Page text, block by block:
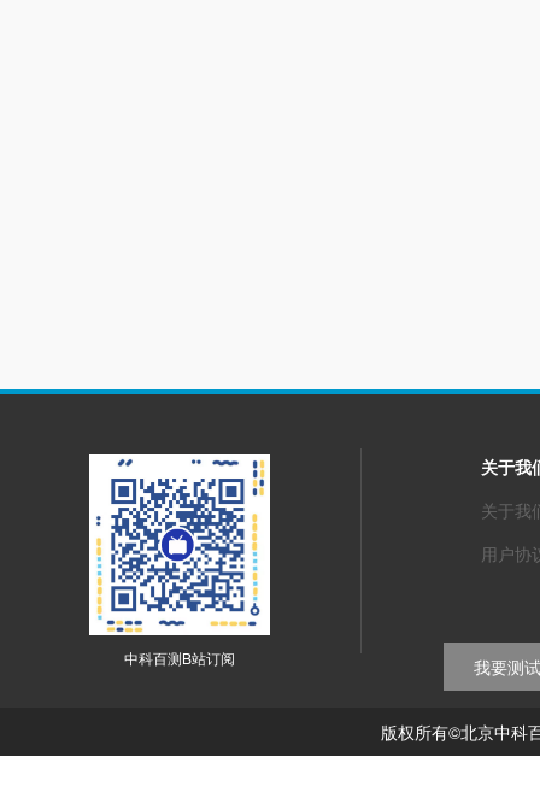
中科百测B站订阅
关于我
关于我
用户协
我要测试
版权所有©北京中科